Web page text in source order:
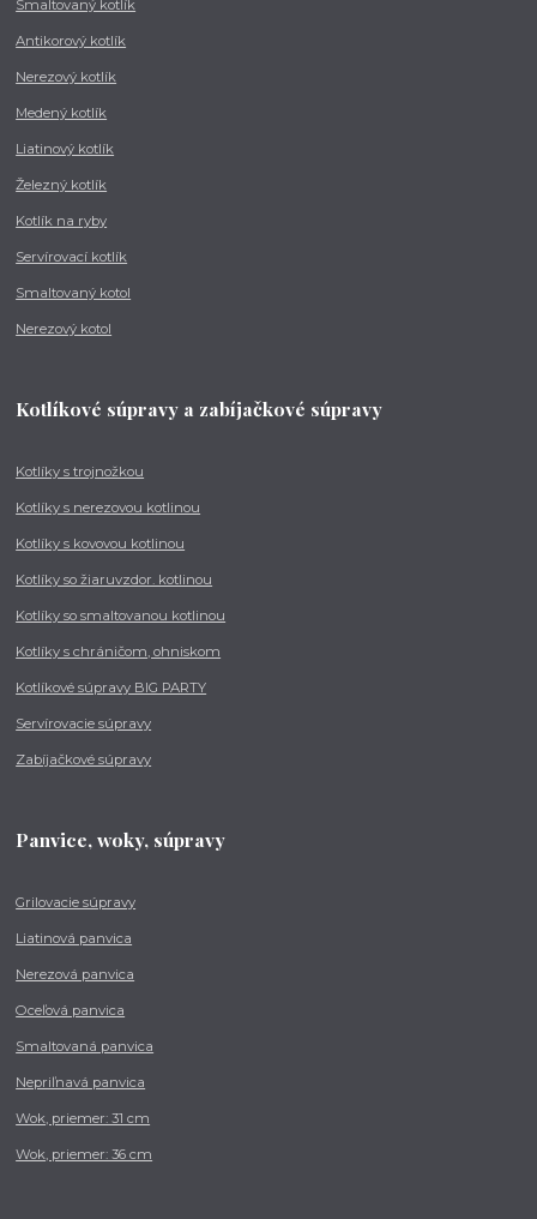
Smaltovaný kotlík
Antikorový kotlík
Nerezový kotlík
Medený kotlík
Liatinový kotlík
Železný kotlík
Kotlík na ryby
Servírovací kotlík
Smaltovaný kotol
Nerezový kotol
Kotlíkové súpravy a zabíjačkové súpravy
Kotlíky s trojnožkou
Kotlíky s nerezovou kotlinou
Kotlíky s kovovou kotlinou
Kotlíky so žiaruvzdor. kotlinou
Kotlíky so smaltovanou kotlinou
Kotlíky s chráničom, ohniskom
Kotlíkové súpravy BIG PARTY
Servírovacie súpravy
Zabíjačkové súpravy
Panvice, woky, súpravy
Grilovacie súpravy
Liatinová panvica
Nerezová panvica
Oceľová panvica
Smaltovaná panvica
Nepriľnavá panvica
Wok, priemer: 31 cm
Wok, priemer: 36 cm